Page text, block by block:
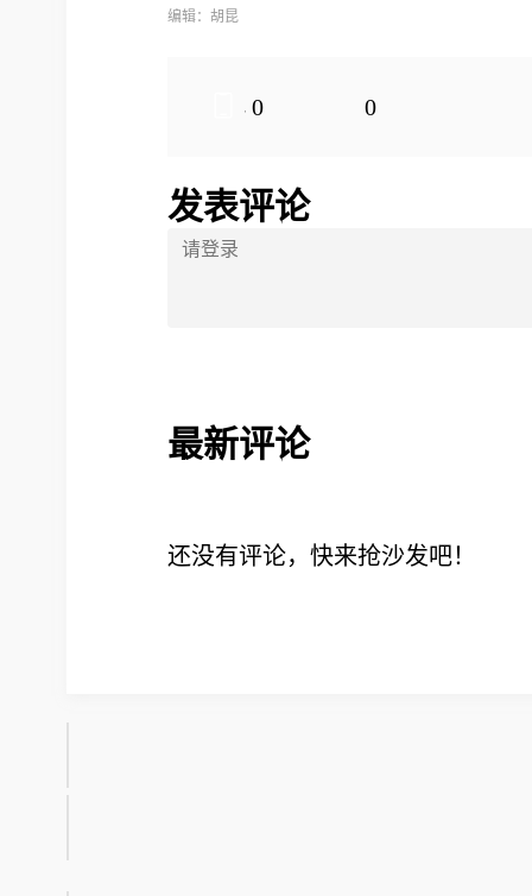
编辑：胡昆
0 0
发表评论
最新评论
还没有评论，快来抢沙发吧！